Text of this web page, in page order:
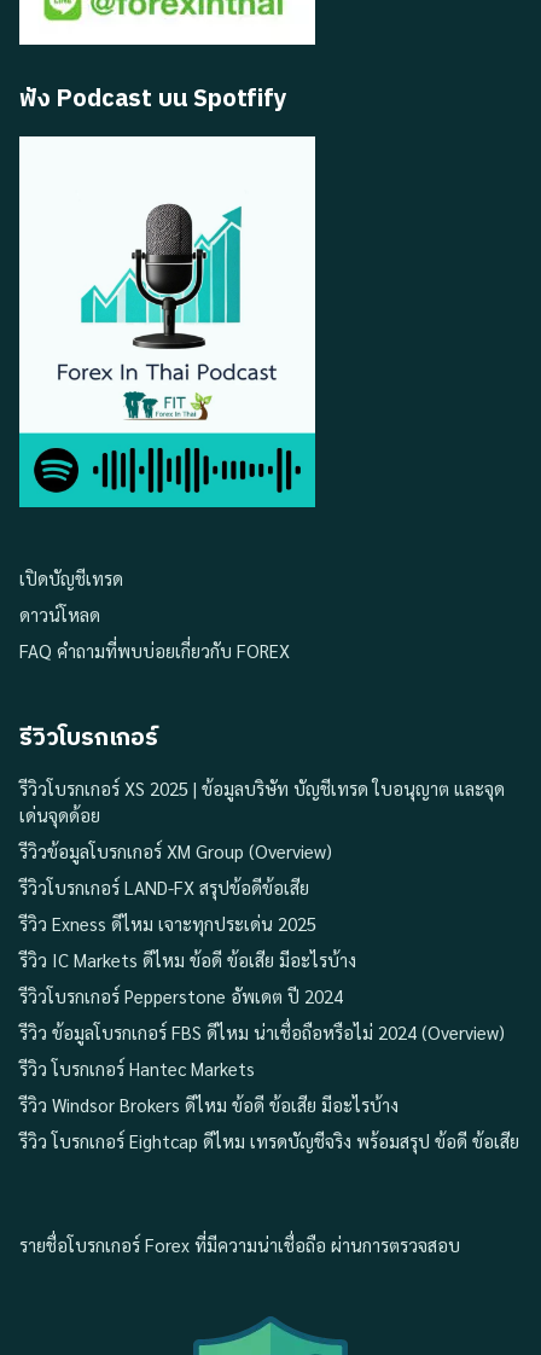
ฟัง Podcast บน Spotfify
เปิดบัญชีเทรด
ดาวน์โหลด
FAQ คำถามที่พบบ่อยเกี่ยวกับ FOREX
รีวิวโบรกเกอร์
รีวิวโบรกเกอร์ XS 2025 | ข้อมูลบริษัท บัญชีเทรด ใบอนุญาต และจุด
เด่นจุดด้อย
รีวิวข้อมูลโบรกเกอร์ XM Group (Overview)
รีวิวโบรกเกอร์ LAND-FX สรุปข้อดีข้อเสีย
รีวิว Exness ดีไหม เจาะทุกประเด่น 2025
รีวิว IC Markets ดีไหม ข้อดี ข้อเสีย มีอะไรบ้าง
รีวิวโบรกเกอร์ Pepperstone อัพเดต ปี 2024
รีวิว ข้อมูลโบรกเกอร์ FBS ดีไหม น่าเชื่อถือหรือไม่ 2024 (Overview)
รีวิว โบรกเกอร์ Hantec Markets
รีวิว Windsor Brokers ดีไหม ข้อดี ข้อเสีย มีอะไรบ้าง
รีวิว โบรกเกอร์ Eightcap ดีไหม เทรดบัญชีจริง พร้อมสรุป ข้อดี ข้อเสีย
รายชื่อโบรกเกอร์ Forex ที่มีความน่าเชื่อถือ ผ่านการตรวจสอบ